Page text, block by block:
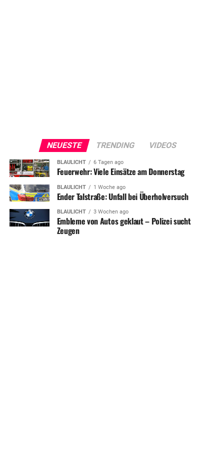
NEUESTE TRENDING VIDEOS
BLAULICHT 6 Tagen ago
Feuerwehr: Viele Einsätze am Donnerstag
BLAULICHT 1 Woche ago
Ender Talstraße: Unfall bei Überholversuch
BLAULICHT 3 Wochen ago
Embleme von Autos geklaut – Polizei sucht
Zeugen